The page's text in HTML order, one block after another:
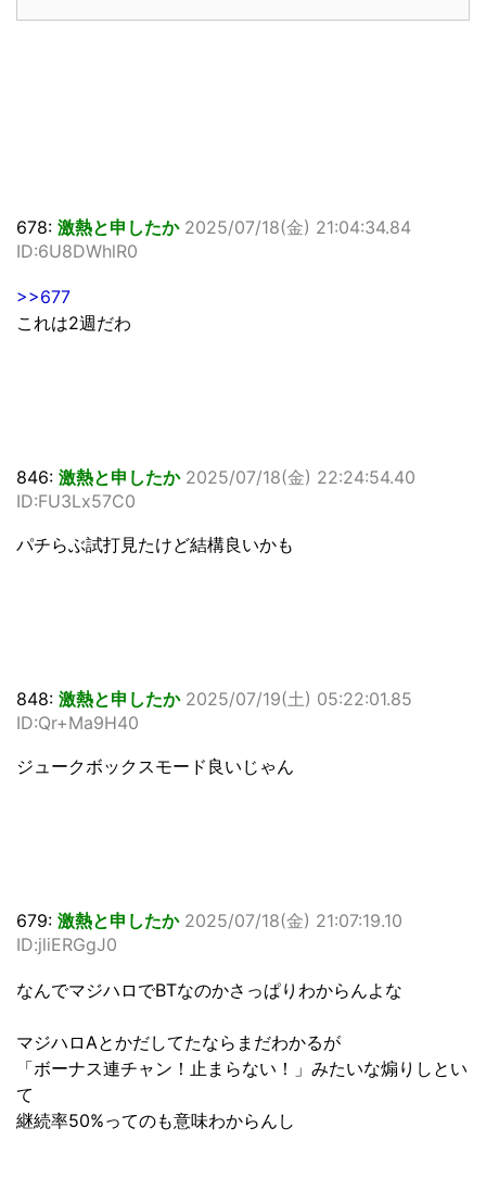
678: 激熱と申したか 2025/07/18(金) 21:04:34.84
ID:6U8DWhlR0
>>677
これは2週だわ
846: 激熱と申したか 2025/07/18(金) 22:24:54.40
ID:FU3Lx57C0
パチらぶ試打見たけど結構良いかも
848: 激熱と申したか 2025/07/19(土) 05:22:01.85
ID:Qr+Ma9H40
ジュークボックスモード良いじゃん
679: 激熱と申したか 2025/07/18(金) 21:07:19.10
ID:jliERGgJ0
なんでマジハロでBTなのかさっぱりわからんよな
マジハロAとかだしてたならまだわかるが
「ボーナス連チャン！止まらない！」みたいな煽りしとい
て
継続率50%ってのも意味わからんし